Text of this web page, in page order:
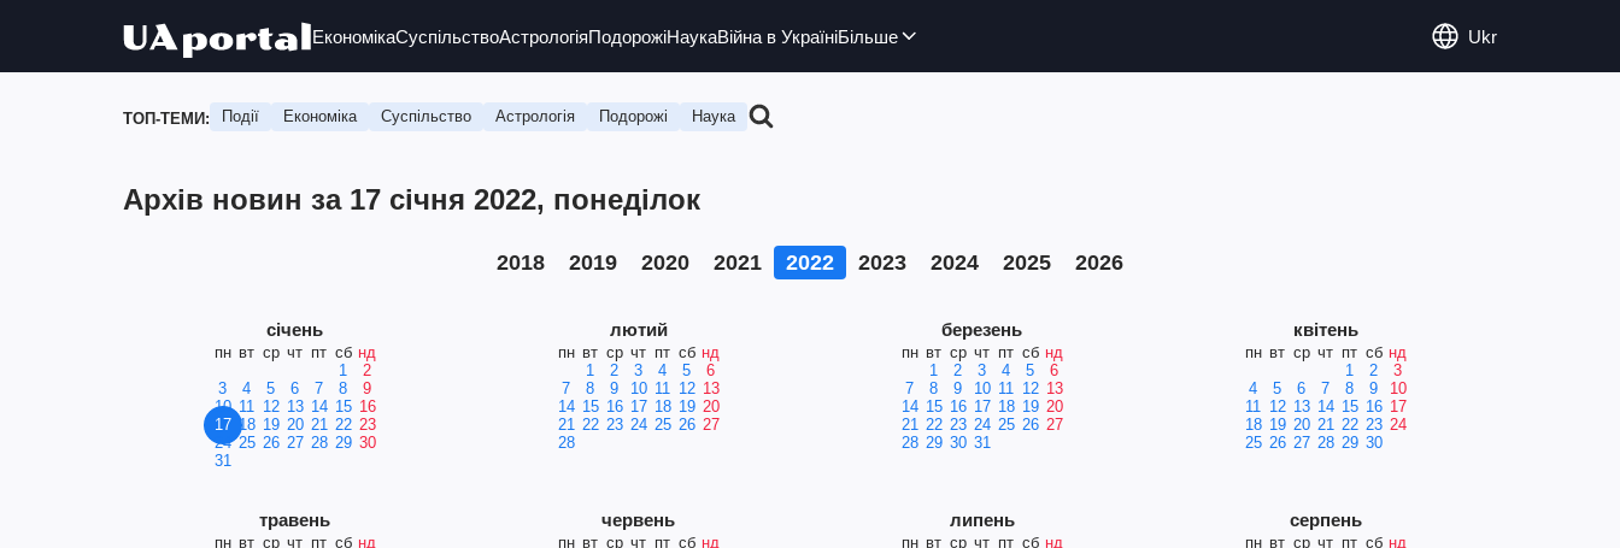
ЕкономікаСуспільствоАстрологіяПодорожіНаукаВійна в УкраїніБільше Ukr
ТОП-ТЕМИ: Події Економіка Суспільство Астрологія Подорожі Наука
Архів новин за 17 січня 2022, понеділок
2018 2019 2020 2021 2022 2023 2024 2025 2026
січень
пн вт ср чт пт сб нд
1
2
3
4 5 6 7 8
9
10 11 12 13 14 15 16
17 18 19 20 21 22 23
24 25 26 27 28 29 30
31
лютий
пн вт ср чт пт сб нд
1
2 3 4 5
6
7
8 9 10 11 12 13
14 15 16 17 18 19 20
21 22 23 24 25 26 27
28
березень
пн вт ср чт пт сб нд
1
2 3 4 5
6
7
8 9 10 11 12 13
14 15 16 17 18 19 20
21 22 23 24 25 26 27
28 29 30 31
квітень
пн вт ср чт пт сб нд
1
2
3
4
5 6 7 8 9
10
11 12 13 14 15 16 17
18 19 20 21 22 23 24
25 26 27 28 29 30
травень
пн вт ср чт пт сб нд
червень
пн вт ср чт пт сб нд
липень
пн вт ср чт пт сб нд
серпень
пн вт ср чт пт сб нд